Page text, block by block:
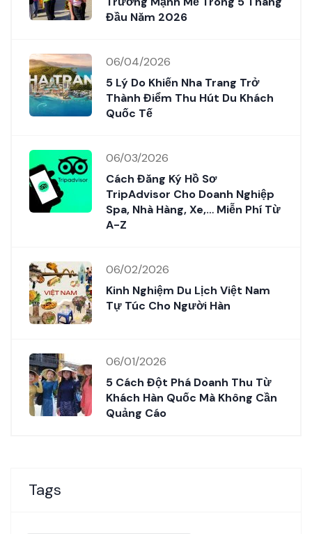
Đầu Năm 2026
06/04/2026
5 Lý Do Khiến Nha Trang Trở
Thành Điểm Thu Hút Du Khách
Quốc Tế
06/03/2026
Cách Đăng Ký Hồ Sơ
TripAdvisor Cho Doanh Nghiệp
Spa, Nhà Hàng, Xe,… Miễn Phí Từ
A-Z
06/02/2026
Kinh Nghiệm Du Lịch Việt Nam
Tự Túc Cho Người Hàn
06/01/2026
5 Cách Đột Phá Doanh Thu Từ
Khách Hàn Quốc Mà Không Cần
Quảng Cáo
Tags